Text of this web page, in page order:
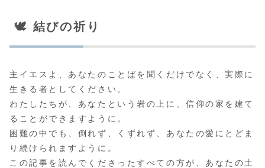
🕊️ 結びの祈り
主イエスよ、あなたのことばを聞くだけでなく、実際に
生きる者としてください。
わたしたちが、あなたという岩の上に、信仰の家を建て
ることができますように。
困難の中でも、倒れず、くずれず、あなたの愛にとどま
り続けられますように。
この記事を読んでくださったすべての方が、あなたの土